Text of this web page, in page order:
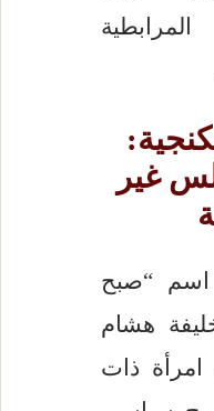
غير
اسم “صبح
هشام
امرأة ذات